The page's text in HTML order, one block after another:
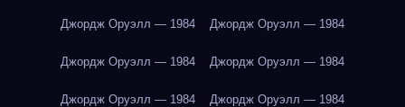
Джордж Оруэлл — 1984 Джордж Оруэлл — 1984
Джордж Оруэлл — 1984 Джордж Оруэлл — 1984
Джордж Оруэлл — 1984 Джордж Оруэлл — 1984